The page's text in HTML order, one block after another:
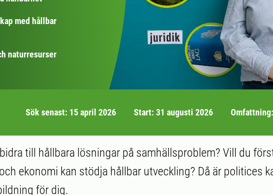
med hållbar
naturresurser
Sök senast: 15 april 2026 Start: 31 augusti 2026
till hållbara lösningar på samhällsproblem? Vill du
ekonomi kan stödja hållbar utveckling? Då är politices
för dig.